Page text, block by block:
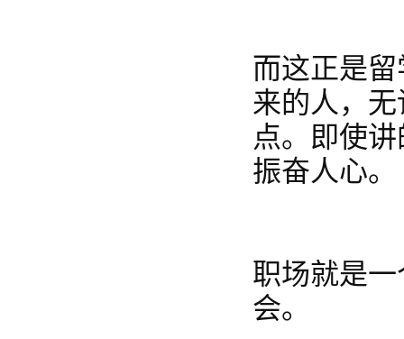
而这正是
来的人，
点。即使
振奋人心。
职场就是
会。